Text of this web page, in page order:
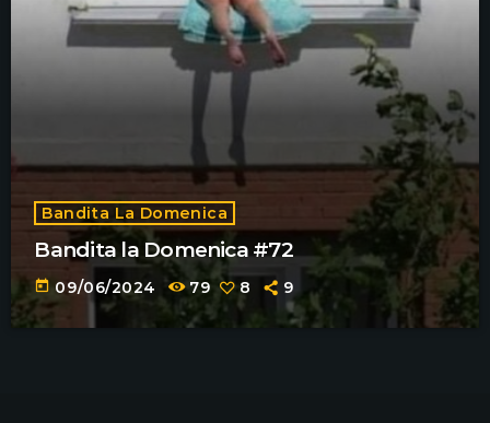
Bandita La Domenica
Bandita la Domenica #72
today 09/06/2024 79 8 9